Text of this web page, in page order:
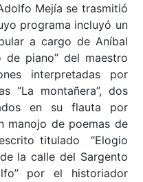
Mejía se trasmitió
programa incluyó un
a cargo de Aníbal
de piano” del maestro
interpretadas por
“La montañera”, dos
en su flauta por
manojo de poemas de
titulado “Elogio
la calle del Sargento
por el historiador